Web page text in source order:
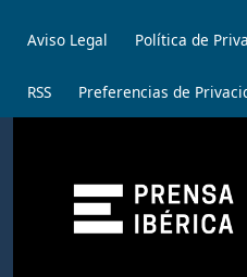
Aviso Legal Política de
RSS Preferencias de